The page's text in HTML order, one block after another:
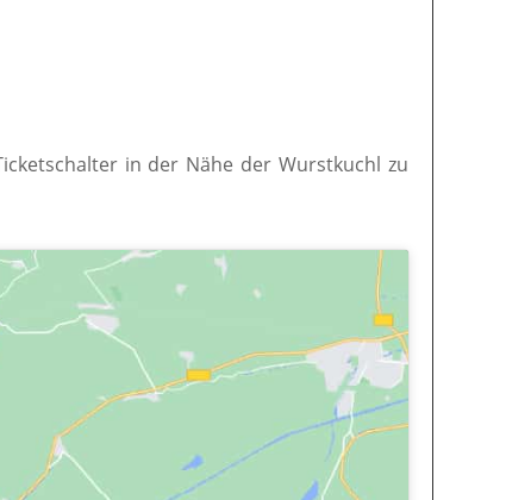
in der Nähe der Wurstkuchl zu